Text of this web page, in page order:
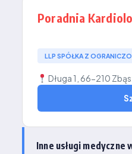
Poradnia
LLP SPÓŁKA Z
Długa 1, 66-210
Inne usługi medyczne